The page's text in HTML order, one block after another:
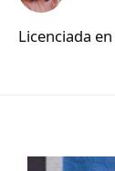
Licenciada